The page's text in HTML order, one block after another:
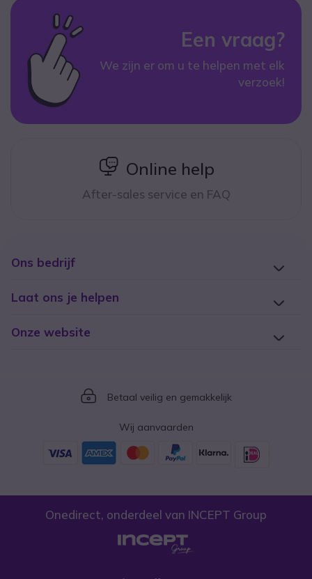
Een vraag?
We zijn er om u te helpen met elk
verzoek!
icon
Online help
After-sales service en FAQ
Ons bedrijf
Laat ons je helpen
Onze website
Icon
Betaal veilig en gemakkelijk
Wij aanvaarden
Onedirect, onderdeel van INCEPT Group